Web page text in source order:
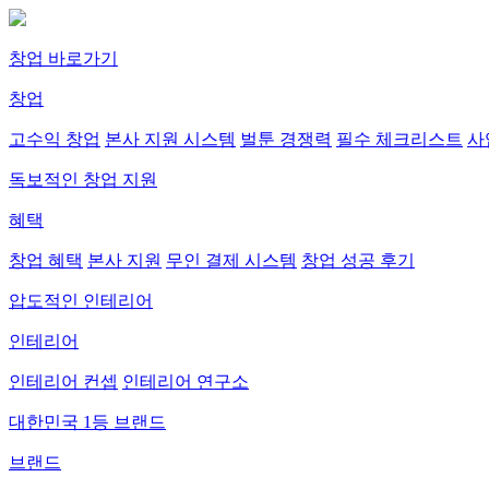
창업 바로가기
창업
고수익 창업 본사 지원 시스템 벌툰 경쟁력 필수 체크리스트 사
독보적인 창업 지원
혜택
창업 혜택 본사 지원 무인 결제 시스템 창업 성공 후기
압도적인 인테리어
인테리어
인테리어 컨셉 인테리어 연구소
대한민국 1등 브랜드
브랜드